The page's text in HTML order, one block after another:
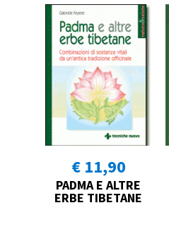
€ 11,90
PADMA E ALTRE
ERBE TIBETANE